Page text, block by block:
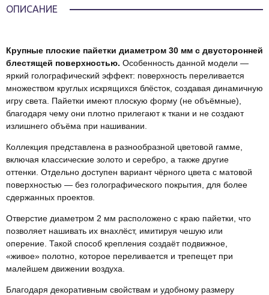
ОПИСАНИЕ
Крупные плоские пайетки диаметром 30 мм с двусторонней
блестящей поверхностью. Особенность данной модели —
яркий голографический эффект: поверхность переливается
множеством круглых искрящихся блёсток, создавая динамичную
игру света. Пайетки имеют плоскую форму (не объёмные),
благодаря чему они плотно прилегают к ткани и не создают
излишнего объёма при нашивании.
Коллекция представлена в разнообразной цветовой гамме,
включая классические золото и серебро, а также другие
оттенки. Отдельно доступен вариант чёрного цвета с матовой
поверхностью — без голографического покрытия, для более
сдержанных проектов.
Отверстие диаметром 2 мм расположено с краю пайетки, что
позволяет нашивать их внахлёст, имитируя чешую или
оперение. Такой способ крепления создаёт подвижное,
«живое» полотно, которое переливается и трепещет при
малейшем движении воздуха.
Благодаря декоративным свойствам и удобному размеру